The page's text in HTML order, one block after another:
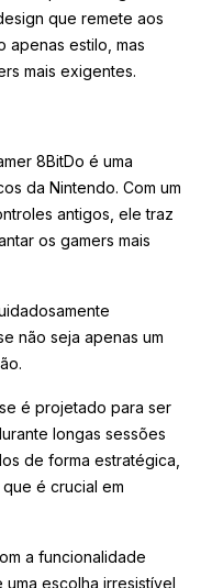
que remete aos
apenas estilo, mas
mais exigentes.
8BitDo é uma
da Nintendo. Com um
antigos, ele traz
os gamers mais
não seja apenas um
é projetado para ser
longas sessões
de forma estratégica,
é crucial em
a funcionalidade
escolha irresistível